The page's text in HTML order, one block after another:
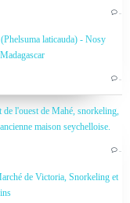
…
laticauda) - Nosy
…
de l'ouest de Mahé, snorkeling,
maison seychelloise.
…
de Victoria, Snorkeling et